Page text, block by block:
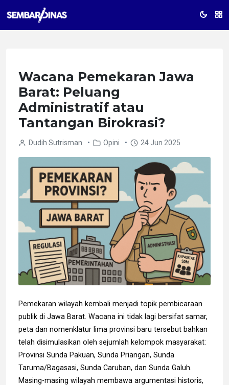
Wacana Pemekaran Jawa
Barat: Peluang
Administratif atau
Tantangan Birokrasi?
Dudih Sutrisman • Opini • 24 Jun 2025
Pemekaran wilayah kembali menjadi topik pembicaraan
publik di Jawa Barat. Wacana ini tidak lagi bersifat samar,
peta dan nomenklatur lima provinsi baru tersebut bahkan
telah disimulasikan oleh sejumlah kelompok masyarakat:
Provinsi Sunda Pakuan, Sunda Priangan, Sunda
Taruma/Bagasasi, Sunda Caruban, dan Sunda Galuh.
Masing-masing wilayah membawa argumentasi historis,